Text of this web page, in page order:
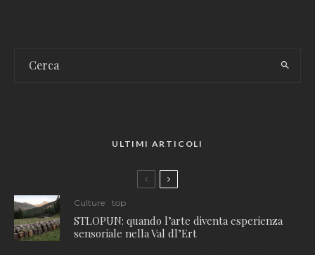
ULTIMI ARTICOLI
Culture top
STLOPUN: quando l’arte diventa esperienza
sensoriale nella Val dl’Ert